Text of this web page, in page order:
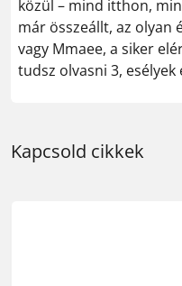
közül – mind itthon,
már összeállt, az olyan
vagy Mmaee, a siker
tudsz olvasni 3, esélyek
Kapcsold cikkek